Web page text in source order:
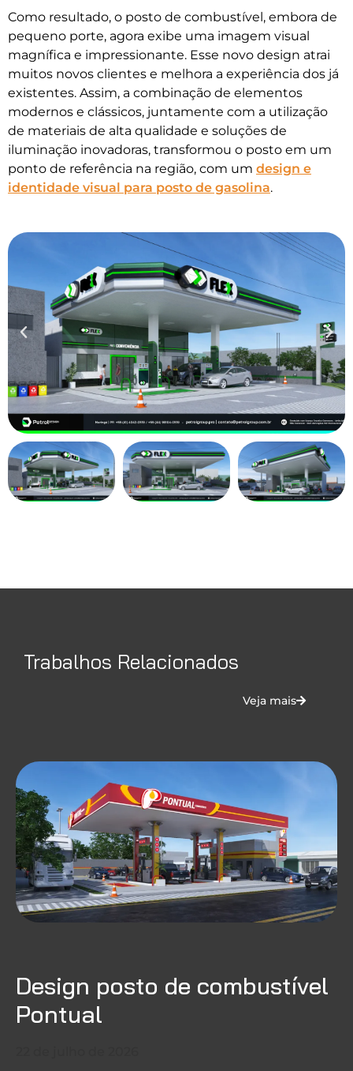
Como resultado, o posto de combustível, embora de
pequeno porte, agora exibe uma imagem visual
magnífica e impressionante. Esse novo design atrai
muitos novos clientes e melhora a experiência dos já
existentes. Assim, a combinação de elementos
modernos e clássicos, juntamente com a utilização
de materiais de alta qualidade e soluções de
iluminação inovadoras, transformou o posto em um
ponto de referência na região, com um design e
identidade visual para posto de gasolina.
Trabalhos Relacionados
Veja mais
Design posto de combustível
Pontual